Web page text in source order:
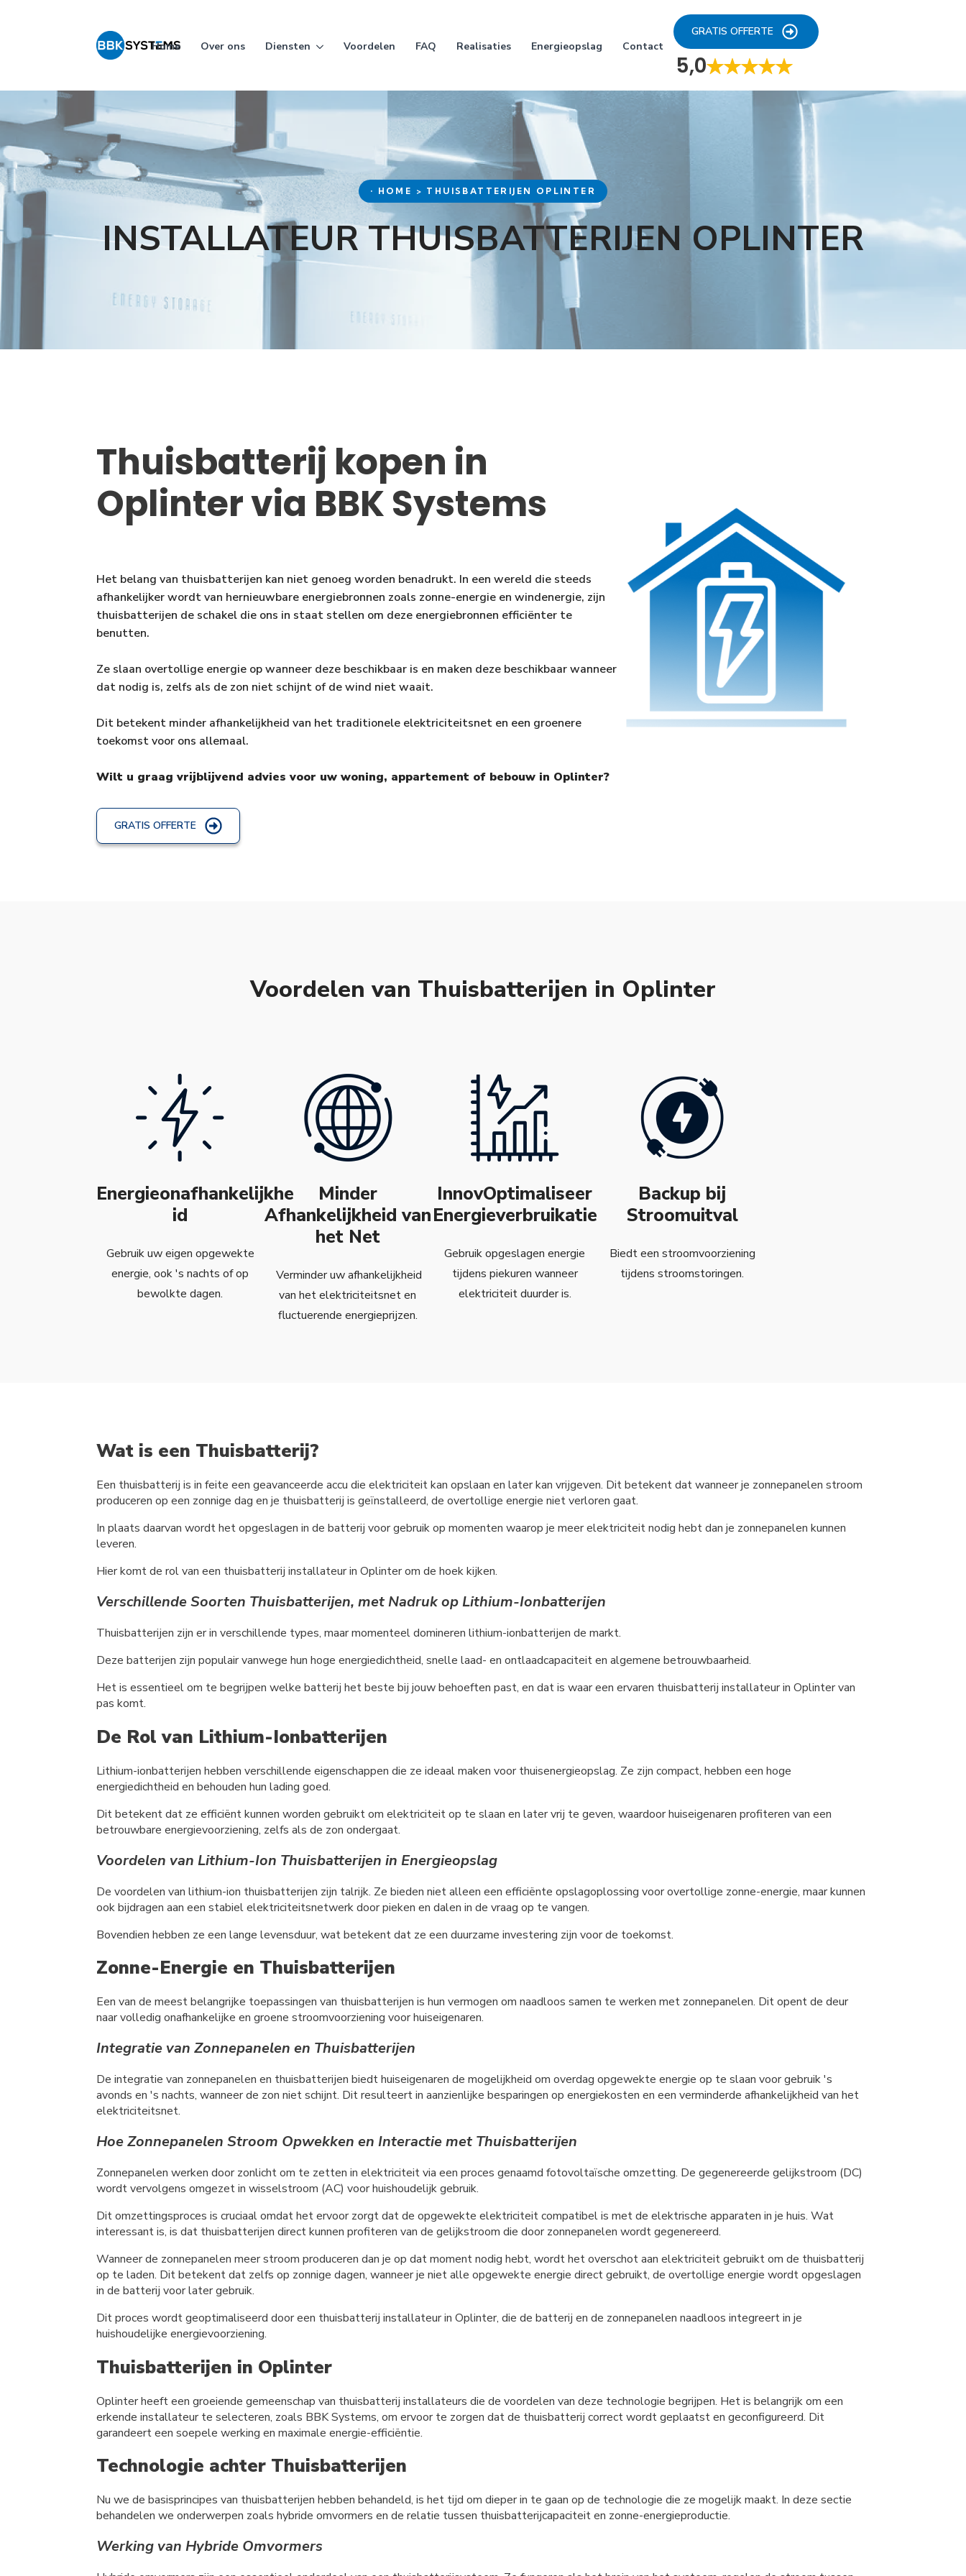
Home Over ons Diensten Voordelen FAQ Realisaties Energieopslag Contact
GRATIS OFFERTE
5,0
• HOME > THUISBATTERIJEN OPLINTER
INSTALLATEUR THUISBATTERIJEN OPLINTER
Thuisbatterij kopen in
Oplinter via BBK Systems
Het belang van thuisbatterijen kan niet genoeg worden benadrukt. In een wereld die steeds
afhankelijker wordt van hernieuwbare energiebronnen zoals zonne-energie en windenergie, zijn
thuisbatterijen de schakel die ons in staat stellen om deze energiebronnen efficiënter te
benutten.
Ze slaan overtollige energie op wanneer deze beschikbaar is en maken deze beschikbaar wanneer
dat nodig is, zelfs als de zon niet schijnt of de wind niet waait.
Dit betekent minder afhankelijkheid van het traditionele elektriciteitsnet en een groenere
toekomst voor ons allemaal.
Wilt u graag vrijblijvend advies voor uw woning, appartement of bebouw in Oplinter?
GRATIS OFFERTE
Voordelen van Thuisbatterijen in Oplinter
Energieonafhankelijkhe
id
Gebruik uw eigen opgewekte
energie, ook 's nachts of op
bewolkte dagen.
Minder
Afhankelijkheid van
het Net
Verminder uw afhankelijkheid
van het elektriciteitsnet en
fluctuerende energieprijzen.
InnovOptimaliseer
Energieverbruikatie
Gebruik opgeslagen energie
tijdens piekuren wanneer
elektriciteit duurder is.
Backup bij
Stroomuitval
Biedt een stroomvoorziening
tijdens stroomstoringen.
Wat is een Thuisbatterij?
Een thuisbatterij is in feite een geavanceerde accu die elektriciteit kan opslaan en later kan vrijgeven. Dit betekent dat wanneer je zonnepanelen stroom
produceren op een zonnige dag en je thuisbatterij is geïnstalleerd, de overtollige energie niet verloren gaat.
In plaats daarvan wordt het opgeslagen in de batterij voor gebruik op momenten waarop je meer elektriciteit nodig hebt dan je zonnepanelen kunnen
leveren.
Hier komt de rol van een thuisbatterij installateur in Oplinter om de hoek kijken.
Verschillende Soorten Thuisbatterijen, met Nadruk op Lithium-Ionbatterijen
Thuisbatterijen zijn er in verschillende types, maar momenteel domineren lithium-ionbatterijen de markt.
Deze batterijen zijn populair vanwege hun hoge energiedichtheid, snelle laad- en ontlaadcapaciteit en algemene betrouwbaarheid.
Het is essentieel om te begrijpen welke batterij het beste bij jouw behoeften past, en dat is waar een ervaren thuisbatterij installateur in Oplinter van
pas komt.
De Rol van Lithium-Ionbatterijen
Lithium-ionbatterijen hebben verschillende eigenschappen die ze ideaal maken voor thuisenergieopslag. Ze zijn compact, hebben een hoge
energiedichtheid en behouden hun lading goed.
Dit betekent dat ze efficiënt kunnen worden gebruikt om elektriciteit op te slaan en later vrij te geven, waardoor huiseigenaren profiteren van een
betrouwbare energievoorziening, zelfs als de zon ondergaat.
Voordelen van Lithium-Ion Thuisbatterijen in Energieopslag
De voordelen van lithium-ion thuisbatterijen zijn talrijk. Ze bieden niet alleen een efficiënte opslagoplossing voor overtollige zonne-energie, maar kunnen
ook bijdragen aan een stabiel elektriciteitsnetwerk door pieken en dalen in de vraag op te vangen.
Bovendien hebben ze een lange levensduur, wat betekent dat ze een duurzame investering zijn voor de toekomst.
Zonne-Energie en Thuisbatterijen
Een van de meest belangrijke toepassingen van thuisbatterijen is hun vermogen om naadloos samen te werken met zonnepanelen. Dit opent de deur
naar volledig onafhankelijke en groene stroomvoorziening voor huiseigenaren.
Integratie van Zonnepanelen en Thuisbatterijen
De integratie van zonnepanelen en thuisbatterijen biedt huiseigenaren de mogelijkheid om overdag opgewekte energie op te slaan voor gebruik 's
avonds en 's nachts, wanneer de zon niet schijnt. Dit resulteert in aanzienlijke besparingen op energiekosten en een verminderde afhankelijkheid van het
elektriciteitsnet.
Hoe Zonnepanelen Stroom Opwekken en Interactie met Thuisbatterijen
Zonnepanelen werken door zonlicht om te zetten in elektriciteit via een proces genaamd fotovoltaïsche omzetting. De gegenereerde gelijkstroom (DC)
wordt vervolgens omgezet in wisselstroom (AC) voor huishoudelijk gebruik.
Dit omzettingsproces is cruciaal omdat het ervoor zorgt dat de opgewekte elektriciteit compatibel is met de elektrische apparaten in je huis. Wat
interessant is, is dat thuisbatterijen direct kunnen profiteren van de gelijkstroom die door zonnepanelen wordt gegenereerd.
Wanneer de zonnepanelen meer stroom produceren dan je op dat moment nodig hebt, wordt het overschot aan elektriciteit gebruikt om de thuisbatterij
op te laden. Dit betekent dat zelfs op zonnige dagen, wanneer je niet alle opgewekte energie direct gebruikt, de overtollige energie wordt opgeslagen
in de batterij voor later gebruik.
Dit proces wordt geoptimaliseerd door een thuisbatterij installateur in Oplinter, die de batterij en de zonnepanelen naadloos integreert in je
huishoudelijke energievoorziening.
Thuisbatterijen in Oplinter
Oplinter heeft een groeiende gemeenschap van thuisbatterij installateurs die de voordelen van deze technologie begrijpen. Het is belangrijk om een
erkende installateur te selecteren, zoals BBK Systems, om ervoor te zorgen dat de thuisbatterij correct wordt geplaatst en geconfigureerd. Dit
garandeert een soepele werking en maximale energie-efficiëntie.
Technologie achter Thuisbatterijen
Nu we de basisprincipes van thuisbatterijen hebben behandeld, is het tijd om dieper in te gaan op de technologie die ze mogelijk maakt. In deze sectie
behandelen we onderwerpen zoals hybride omvormers en de relatie tussen thuisbatterijcapaciteit en zonne-energieproductie.
Werking van Hybride Omvormers